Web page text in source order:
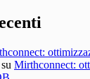
su Mirthconnect: